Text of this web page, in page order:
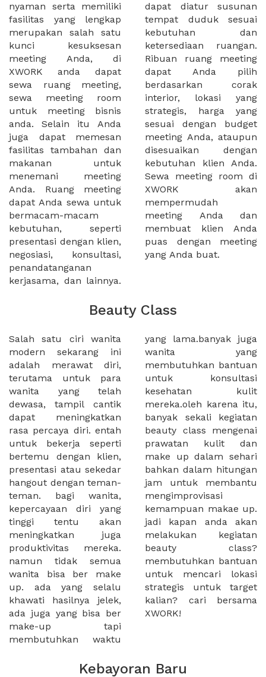
nyaman serta memiliki
fasilitas yang lengkap
merupakan salah satu
kunci kesuksesan
meeting Anda, di
XWORK anda dapat
sewa ruang meeting,
sewa meeting room
untuk meeting bisnis
anda. Selain itu Anda
juga dapat memesan
fasilitas tambahan dan
makanan untuk
menemani meeting
Anda. Ruang meeting
dapat Anda sewa untuk
bermacam-macam
kebutuhan, seperti
presentasi dengan klien,
negosiasi, konsultasi,
penandatanganan
kerjasama, dan lainnya.
dapat diatur susunan
tempat duduk sesuai
kebutuhan dan
ketersediaan ruangan.
Ribuan ruang meeting
dapat Anda pilih
berdasarkan corak
interior, lokasi yang
strategis, harga yang
sesuai dengan budget
meeting Anda, ataupun
disesuaikan dengan
kebutuhan klien Anda.
Sewa meeting room di
XWORK akan
mempermudah
meeting Anda dan
membuat klien Anda
puas dengan meeting
yang Anda buat.
Beauty Class
Salah satu ciri wanita
modern sekarang ini
adalah merawat diri,
terutama untuk para
wanita yang telah
dewasa, tampil cantik
dapat meningkatkan
rasa percaya diri. entah
untuk bekerja seperti
bertemu dengan klien,
presentasi atau sekedar
hangout dengan teman-
teman. bagi wanita,
kepercayaan diri yang
tinggi tentu akan
meningkatkan juga
produktivitas mereka.
namun tidak semua
wanita bisa ber make
up. ada yang selalu
khawati hasilnya jelek,
ada juga yang bisa ber
make-up tapi
membutuhkan waktu
yang lama.banyak juga
wanita yang
membutuhkan bantuan
untuk konsultasi
kesehatan kulit
mereka.oleh karena itu,
banyak sekali kegiatan
beauty class mengenai
prawatan kulit dan
make up dalam sehari
bahkan dalam hitungan
jam untuk membantu
mengimprovisasi
kemampuan makae up.
jadi kapan anda akan
melakukan kegiatan
beauty class?
membutuhkan bantuan
untuk mencari lokasi
strategis untuk target
kalian? cari bersama
XWORK!
Kebayoran Baru